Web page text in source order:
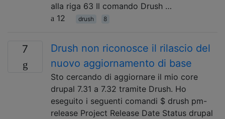
alla riga 63 Il comando Drush …
12
drush 8
7
Drush non riconosce il rilascio del
nuovo aggiornamento di base
Sto cercando di aggiornare il mio core
drupal 7.31 a 7.32 tramite Drush. Ho
eseguito i seguenti comandi $ drush pm-
release Project Release Date Status drupal